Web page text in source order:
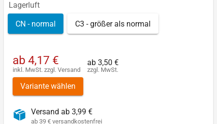
Lagerluft
CN - normal C3 - größer als normal
ab 4,17 €
inkl. MwSt. zzgl. Versand
ab 3,50 €
zzgl. MwSt.
Variante wählen
Versand ab 3,99 €
ab 39 € versandkostenfrei